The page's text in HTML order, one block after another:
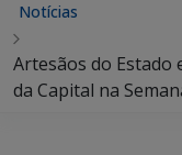
Notícias
Artesãos do Estado
da Capital na